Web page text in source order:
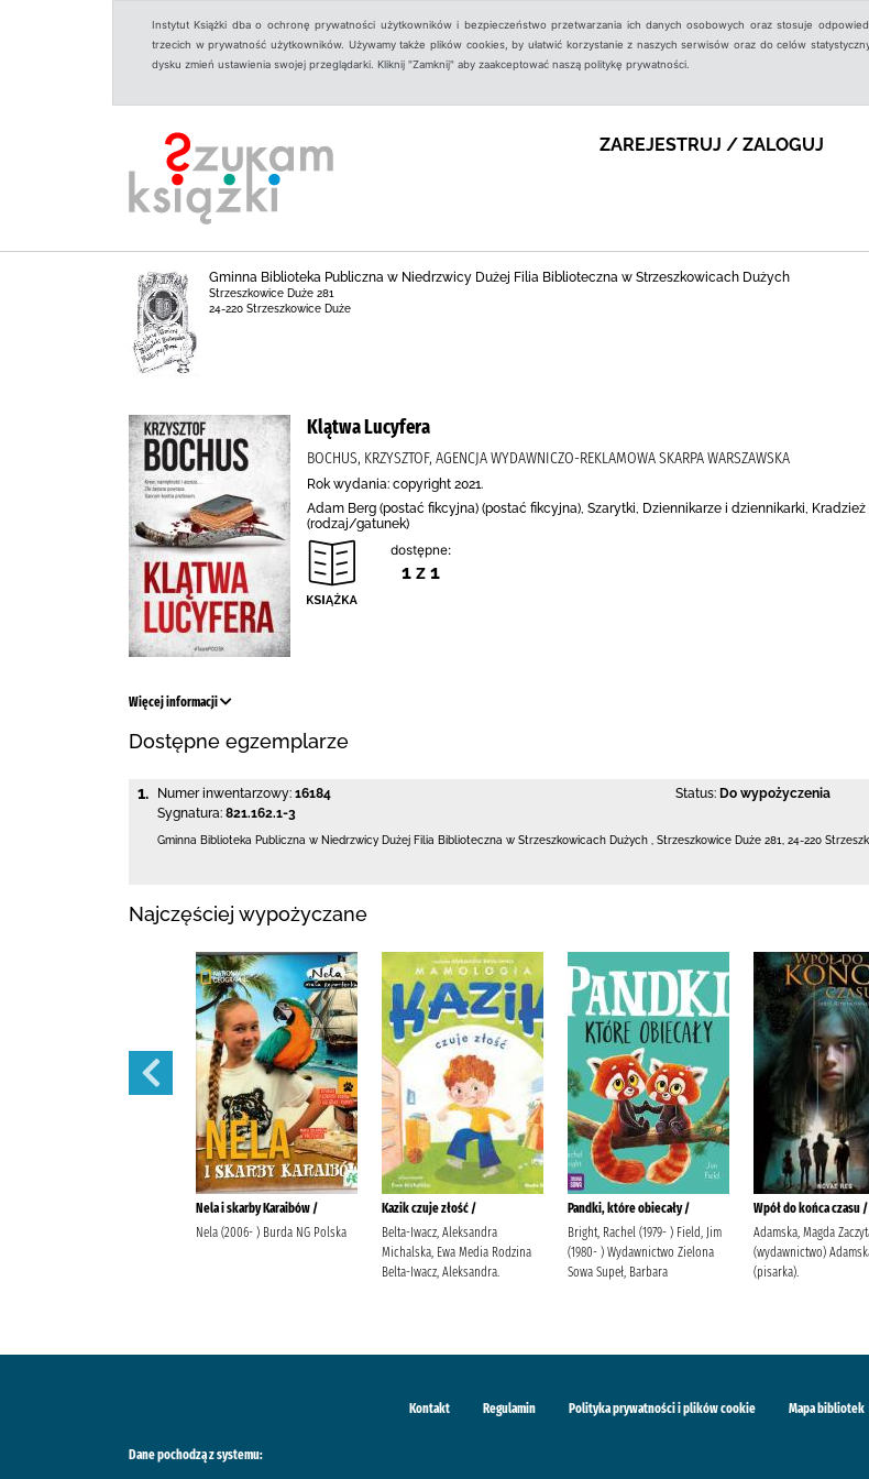
Instytut Książki dba o ochronę prywatności użytkowników i bezpieczeństwo przetwarzania ich danych osobowych oraz stosuje
trzecich w prywatność użytkowników. Używamy także plików cookies, by ułatwić korzystanie z naszych serwisów oraz do celów
dysku zmień ustawienia swojej przeglądarki. Kliknij "Zamknij" aby zaakceptować naszą politykę prywatności.
ZAREJESTRUJ / ZALOGUJ
Gminna Biblioteka Publiczna w Niedrzwicy Dużej Filia Biblioteczna w Strzeszkowicach Dużych
Strzeszkowice Duże 281
24-220 Strzeszkowice Duże
Klątwa Lucyfera
BOCHUS, KRZYSZTOF, AGENCJA WYDAWNICZO-REKLAMOWA SKARPA WARSZAWSKA
Rok wydania: copyright 2021.
Adam Berg (postać fikcyjna) (postać fikcyjna), Szarytki, Dziennikarze i dziennikarki,
(rodzaj/gatunek)
dostępne:
1 z 1
Więcej informacji
Dostępne egzemplarze
1. Numer inwentarzowy: 16184
Sygnatura: 821.162.1-3
Status: Do wypożyczenia
Gminna Biblioteka Publiczna w Niedrzwicy Dużej Filia Biblioteczna w Strzeszkowicach Dużych Strzeszkowice Duże 281 24-220
Najczęściej wypożyczane
Nela i skarby Karaibów /
Nela (2006- ) Burda NG Polska
Kazik czuje złość /
Belta-Iwacz, Aleksandra
Michalska, Ewa Media Rodzina
Belta-Iwacz, Aleksandra.
Pandki, które obiecały /
Bright, Rachel (1979- ) Field, Jim
(1980- ) Wydawnictwo Zielona
Sowa Supeł, Barbara
Wpół do końca czasu /
Adamska, Magda
(wydawnictwo)
(pisarka).
Kontakt Regulamin Polityka prywatności i plików cookie Mapa bibliotek
Dane pochodzą z systemu: